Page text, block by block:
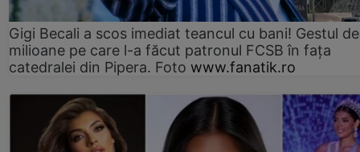
Gigi Becali a scos imediat teancul cu bani! Gestul de
milioane pe care l-a făcut patronul FCSB în fața
catedralei din Pipera. Foto www.fanatik.ro